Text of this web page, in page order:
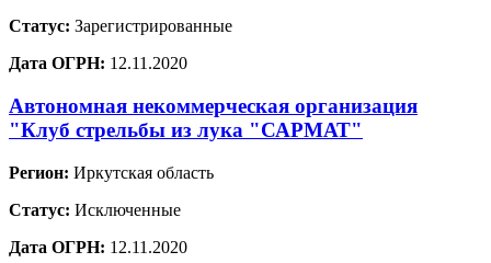
Статус: Зарегистрированные
Дата ОГРН: 12.11.2020
Автономная некоммерческая организация
"Клуб стрельбы из лука "САРМАТ"
Регион: Иркутская область
Статус: Исключенные
Дата ОГРН: 12.11.2020